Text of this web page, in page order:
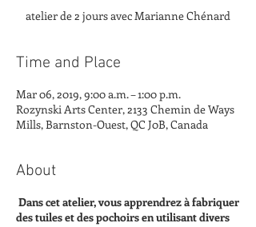
atelier de 2 jours avec Marianne Chénard
Time and Place
Mar 06, 2019, 9:00 a.m. – 1:00 p.m.
Rozynski Arts Center, 2133 Chemin de Ways
Mills, Barnston-Ouest, QC J0B, Canada
About
Dans cet atelier, vous apprendrez à fabriquer
des tuiles et des pochoirs en utilisant divers